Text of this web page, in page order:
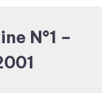
N°1 –